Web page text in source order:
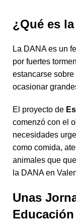
¿Qué es
La DANA es un
por fuertes
estancarse
ocasionar
El proyecto de
comenzó con el
necesidades
como comida,
animales que
la DANA en
Unas